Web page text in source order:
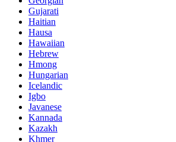
Gujarati
Haitian
Hausa
Hawaiian
Hebrew
Hmong
Hungarian
Icelandic
Igbo
Javanese
Kannada
Kazakh
Khmer